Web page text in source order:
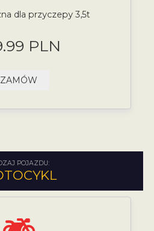
dla przyczepy 3,5t
PLN
ZAMÓW
POJAZDU: